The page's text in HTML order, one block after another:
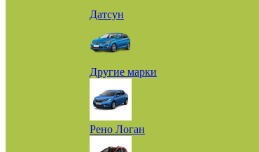
Датсун
Другие марки
Рено Логан